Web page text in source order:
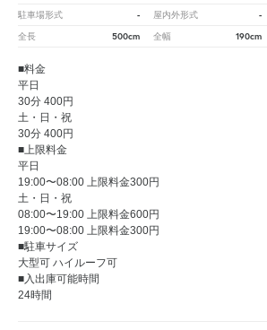
駐車場形式 - 屋内外形式 -
全長 500cm 全幅 190cm
■料金
平日
30分 400円
土・日・祝
30分 400円
■上限料金
平日
19:00〜08:00 上限料金300円
土・日・祝
08:00〜19:00 上限料金600円
19:00〜08:00 上限料金300円
■駐車サイズ
大型可 ハイルーフ可
■入出庫可能時間
24時間